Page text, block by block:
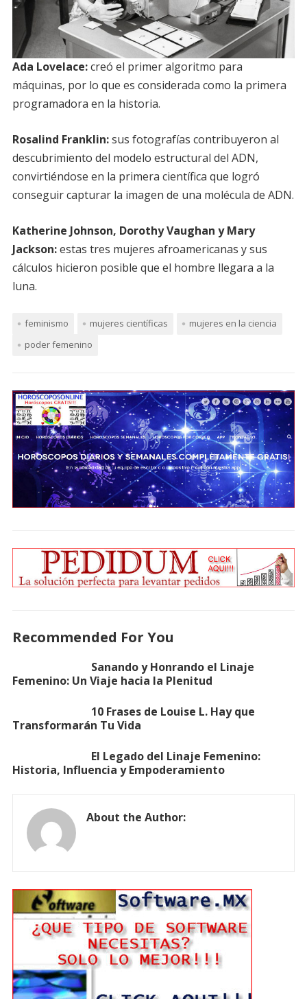
Ada Lovelace:creó el primer algoritmo para
máquinas, por lo que es considerada como la primera
programadora en la historia.
Rosalind Franklin:sus fotografías contribuyeron al
descubrimiento del modelo estructural del ADN,
convirtiéndose en la primera científica que logró
conseguir capturar la imagen de una molécula de ADN.
Katherine Johnson, Dorothy Vaughan y Mary
Jackson:estas tres mujeres afroamericanas y sus
cálculos hicieron posible que el hombre llegara a la
luna.
feminismo mujeres científicas
mujeres en la ciencia
poder femenino
Recommended For You
Sanando y Honrando el Linaje
Femenino: Un Viaje hacia la Plenitud
10 Frases de Louise L. Hay que
Transformarán Tu Vida
El Legado del Linaje Femenino:
Historia, Influencia y Empoderamiento
About the Author: